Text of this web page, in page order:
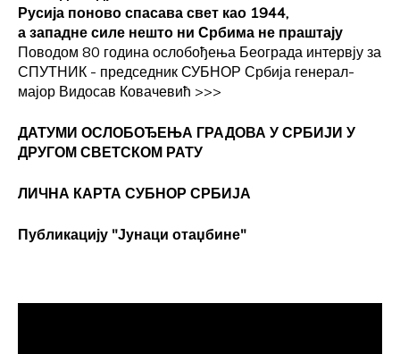
Русија поново спасава свет као 1944,
а западне силе нешто ни Србима не праштају
Поводом 80 година ослобођења Београда интервју за
СПУТНИК - председник СУБНОР Србија генерал-
мајор Видосав Ковачевић >>>
ДАТУМИ ОСЛОБОЂЕЊА ГРАДОВА У СРБИЈИ У
ДРУГОМ СВЕТСКОМ РАТУ
ЛИЧНА КАРТА СУБНОР СРБИЈА
Публикацију "Јунаци отаџбине"